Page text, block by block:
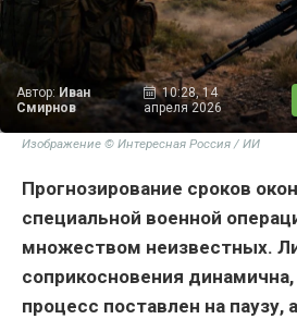
Автор:Иван
Смирнов
10:28, 14
апреля 2026
Изображение © Интересная Россия / ИИ
Прогнозирование сроков
специальной военной
множеством неизвестных.
соприкосновения
процесс поставлен на паузу,